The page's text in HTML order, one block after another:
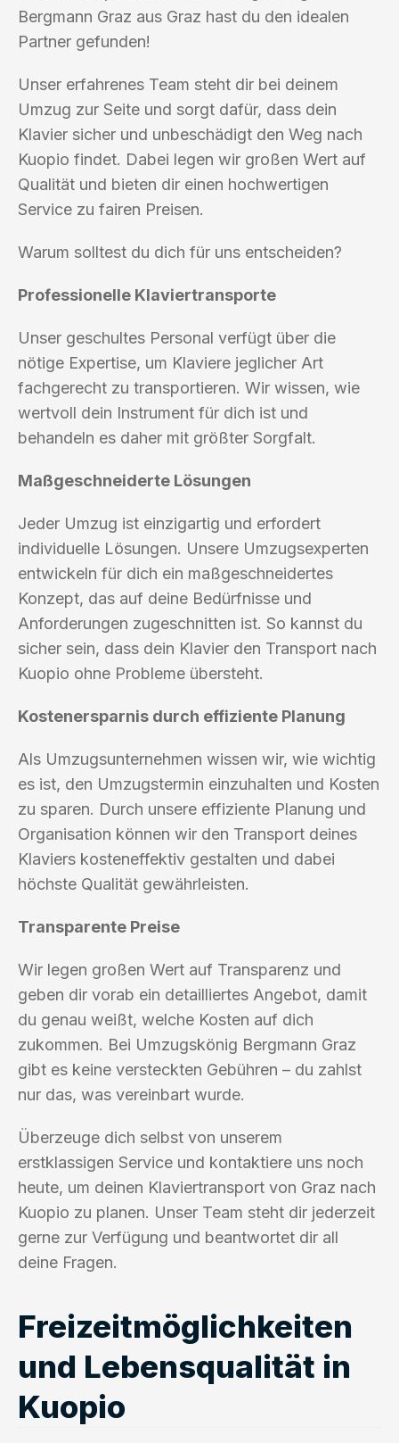
Bergmann Graz aus Graz hast du den idealen
Partner gefunden!
Unser erfahrenes Team steht dir bei deinem
Umzug zur Seite und sorgt dafür, dass dein
Klavier sicher und unbeschädigt den Weg nach
Kuopio findet. Dabei legen wir großen Wert auf
Qualität und bieten dir einen hochwertigen
Service zu fairen Preisen.
Warum solltest du dich für uns entscheiden?
Professionelle Klaviertransporte
Unser geschultes Personal verfügt über die
nötige Expertise, um Klaviere jeglicher Art
fachgerecht zu transportieren. Wir wissen, wie
wertvoll dein Instrument für dich ist und
behandeln es daher mit größter Sorgfalt.
Maßgeschneiderte Lösungen
Jeder Umzug ist einzigartig und erfordert
individuelle Lösungen. Unsere Umzugsexperten
entwickeln für dich ein maßgeschneidertes
Konzept, das auf deine Bedürfnisse und
Anforderungen zugeschnitten ist. So kannst du
sicher sein, dass dein Klavier den Transport nach
Kuopio ohne Probleme übersteht.
Kostenersparnis durch effiziente Planung
Als Umzugsunternehmen wissen wir, wie wichtig
es ist, den Umzugstermin einzuhalten und Kosten
zu sparen. Durch unsere effiziente Planung und
Organisation können wir den Transport deines
Klaviers kosteneffektiv gestalten und dabei
höchste Qualität gewährleisten.
Transparente Preise
Wir legen großen Wert auf Transparenz und
geben dir vorab ein detailliertes Angebot, damit
du genau weißt, welche Kosten auf dich
zukommen. Bei Umzugskönig Bergmann Graz
gibt es keine versteckten Gebühren – du zahlst
nur das, was vereinbart wurde.
Überzeuge dich selbst von unserem
erstklassigen Service und kontaktiere uns noch
heute, um deinen Klaviertransport von Graz nach
Kuopio zu planen. Unser Team steht dir jederzeit
gerne zur Verfügung und beantwortet dir all
deine Fragen.
Freizeitmöglichkeiten
und Lebensqualität in
Kuopio